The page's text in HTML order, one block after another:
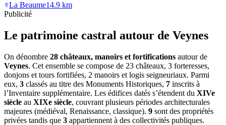
La Beaume14.9 km
Publicité
Le patrimoine castral autour de Veynes
On dénombre 28 châteaux, manoirs et fortifications autour de
Veynes. Cet ensemble se compose de 23 châteaux, 3 forteresses,
donjons et tours fortifiées, 2 manoirs et logis seigneuriaux. Parmi
eux, 3 classés au titre des Monuments Historiques, 7 inscrits à
l’Inventaire supplémentaire. Les édifices datés s’étendent du XIVe
siècle au XIXe siècle, couvrant plusieurs périodes architecturales
majeures (médiéval, Renaissance, classique). 9 sont des propriétés
privées tandis que 3 appartiennent à des collectivités publiques.